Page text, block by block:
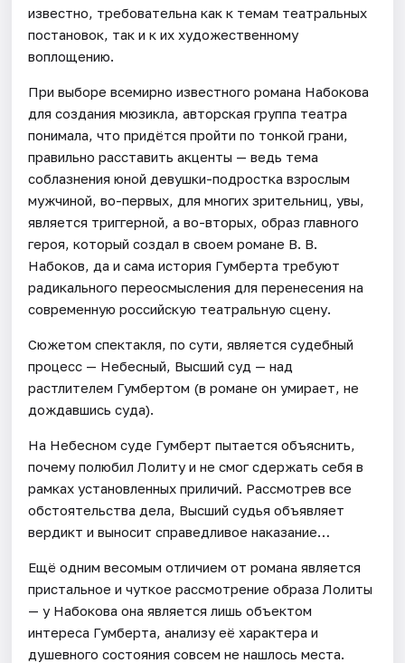
известно, требовательна как к темам театральных
постановок, так и к их художественному
воплощению.
При выборе всемирно известного романа Набокова
для создания мюзикла, авторская группа театра
понимала, что придётся пройти по тонкой грани,
правильно расставить акценты — ведь тема
соблазнения юной девушки-подростка взрослым
мужчиной, во-первых, для многих зрительниц, увы,
является триггерной, а во-вторых, образ главного
героя, который создал в своем романе В. В.
Набоков, да и сама история Гумберта требуют
радикального переосмысления для перенесения на
современную российскую театральную сцену.
Сюжетом спектакля, по сути, является судебный
процесс — Небесный, Высший суд — над
растлителем Гумбертом (в романе он умирает, не
дождавшись суда).
На Небесном суде Гумберт пытается объяснить,
почему полюбил Лолиту и не смог сдержать себя в
рамках установленных приличий. Рассмотрев все
обстоятельства дела, Высший судья объявляет
вердикт и выносит справедливое наказание…
Ещё одним весомым отличием от романа является
пристальное и чуткое рассмотрение образа Лолиты
— у Набокова она является лишь объектом
интереса Гумберта, анализу её характера и
душевного состояния совсем не нашлось места.